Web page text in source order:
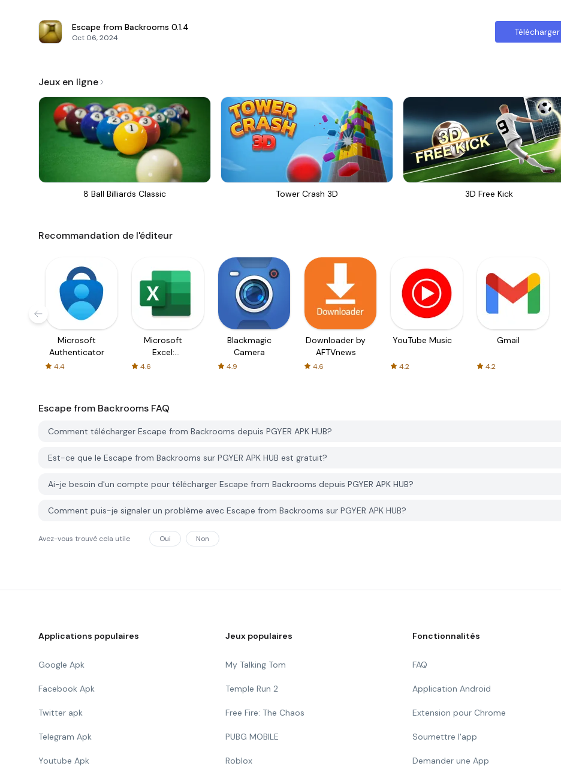
Escape from Backrooms 0.1.4
Oct 06, 2024
Télécharger
Jeux en ligne
8 Ball Billiards Classic Tower Crash 3D 3D Free Kick
Recommandation de l'éditeur
Microsoft
Authenticator
4.4
Microsoft
Excel:
Spreadsheets
4.6
Blackmagic
Camera
4.9
Downloader by
AFTVnews
4.6
YouTube Music
4.2
Gmail
4.2
Escape from Backrooms FAQ
Comment télécharger Escape from Backrooms depuis PGYER APK HUB?
Est-ce que le Escape from Backrooms sur PGYER APK HUB est gratuit?
Ai-je besoin d'un compte pour télécharger Escape from Backrooms depuis PGYER APK HUB?
Comment puis-je signaler un problème avec Escape from Backrooms sur PGYER APK HUB?
Avez-vous trouvé cela utile Oui Non
Applications populaires
Google Apk
Facebook Apk
Twitter apk
Telegram Apk
Youtube Apk
Jeux populaires
My Talking Tom
Temple Run 2
Free Fire: The Chaos
PUBG MOBILE
Roblox
Fonctionnalités
FAQ
Application Android
Extension pour Chrome
Soumettre l'app
Demander une App